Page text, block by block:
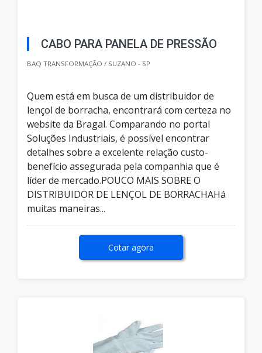
CABO PARA PANELA DE PRESSÃO
BAQ TRANSFORMAÇÃO / SUZANO - SP
Quem está em busca de um distribuidor de
lençol de borracha, encontrará com certeza no
website da Bragal. Comparando no portal
Soluções Industriais, é possível encontrar
detalhes sobre a excelente relação custo-
benefício assegurada pela companhia que é
líder de mercado.POUCO MAIS SOBRE O
DISTRIBUIDOR DE LENÇOL DE BORRACHAHá
muitas maneiras...
Cotar agora